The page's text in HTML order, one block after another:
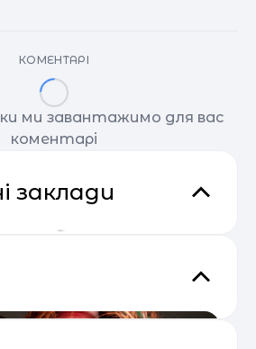
КОМЕНТАРІ
ми завантажимо для вас
коментарі
заклади